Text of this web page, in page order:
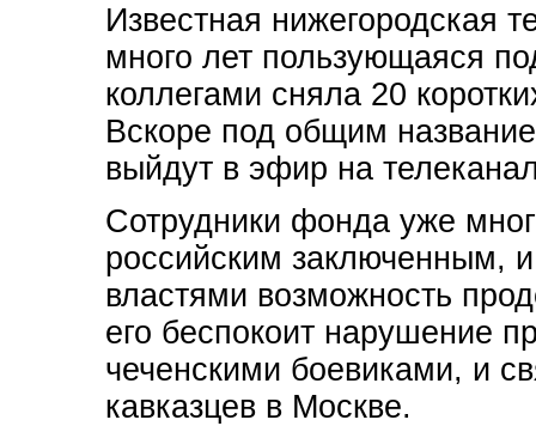
Известная нижегородская
много лет пользующаяся
коллегами сняла 20
Вскоре под общим
выйдут в эфир на
Сотрудники фонда уже
российским заключенным,
властями возможность
его беспокоит нарушение
чеченскими боевиками, и
кавказцев в Москве.